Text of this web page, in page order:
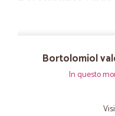
Bortolomiol
In questo